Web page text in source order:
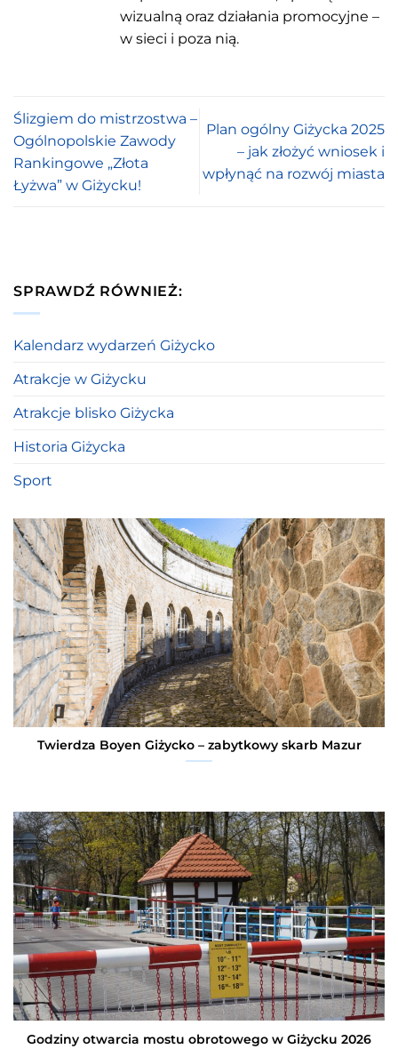
wizualną oraz działania promocyjne –
w sieci i poza nią.
Ślizgiem do mistrzostwa –
Ogólnopolskie Zawody
Rankingowe „Złota
Łyżwa” w Giżycku!
Plan ogólny Giżycka 2025
– jak złożyć wniosek i
wpłynąć na rozwój miasta
SPRAWDŹ RÓWNIEŻ:
Kalendarz wydarzeń Giżycko
Atrakcje w Giżycku
Atrakcje blisko Giżycka
Historia Giżycka
Sport
Twierdza Boyen Giżycko – zabytkowy skarb Mazur
Godziny otwarcia mostu obrotowego w Giżycku 2026